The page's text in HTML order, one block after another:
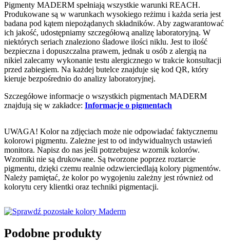
Pigmenty MADERM spełniają wszystkie warunki REACH.
Produkowane są w warunkach wysokiego reżimu i każda seria jest
badana pod kątem niepożądanych składników. Aby zagwarantować
ich jakość, udostępniamy szczegółową analizę laboratoryjną. W
niektórych seriach znaleziono śladowe ilości niklu. Jest to ilość
bezpieczna i dopuszczalna prawem, jednak u osób z alergią na
nikiel zalecamy wykonanie testu alergicznego w trakcie konsultacji
przed zabiegiem. Na każdej butelce znajduje się kod QR, który
kieruje bezpośrednio do analizy laboratoryjnej.
Szczegółowe informacje o wszystkich pigmentach MADERM
znajdują się w zakładce: Informacje o pigmentach
UWAGA! Kolor na zdjęciach może nie odpowiadać faktycznemu
kolorowi pigmentu. Zależne jest to od indywidualnych ustawień
monitora. Napisz do nas jeśli potrzebujesz wzornik kolorów.
Wzorniki nie są drukowane. Są tworzone poprzez roztarcie
pigmentu, dzięki czemu realnie odzwierciedlają kolory pigmentów.
Należy pamiętać, że kolor po wygojeniu zależny jest również od
kolorytu cery klientki oraz techniki pigmentacji.
Podobne produkty